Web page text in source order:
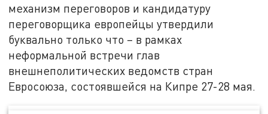
механизм переговоров и кандидатуру
переговорщика европейцы утвердили
буквально только что – в рамках
неформальной встречи глав
внешнеполитических ведомств стран
Евросоюза, состоявшейся на Кипре 27-28 мая.